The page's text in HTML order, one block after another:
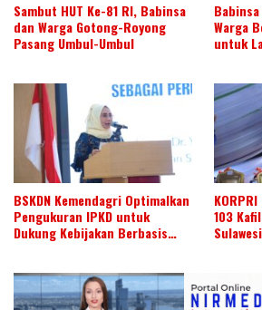
Sambut HUT Ke-81 RI, Babinsa
dan Warga Gotong-Royong
Pasang Umbul-Umbul
Warga
untuk
BSKDN Kemendagri Optimalkan
Pengukuran IPKD untuk
Dukung Kebijakan Berbasis
103